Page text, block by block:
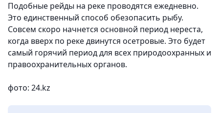
Подобные рейды на реке проводятся ежедневно.
Это единственный способ обезопасить рыбу.
Совсем скоро начнется основной период нереста,
когда вверх по реке двинутся осетровые. Это будет
самый горячий период для всех природоохранных и
правоохранительных органов.
фото: 24.kz